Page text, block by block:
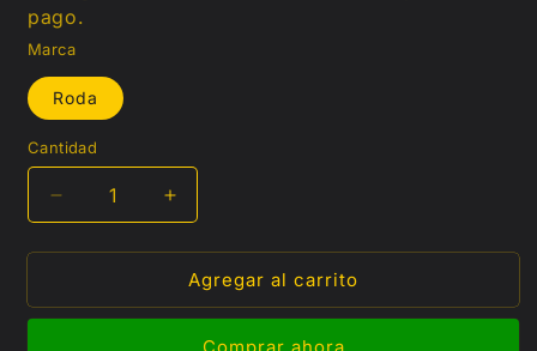
pago.
Marca
Roda
Cantidad
Reducir
cantidad
para
de
Aumentar
cantidad
para
Cable
de
Agregar al carrito